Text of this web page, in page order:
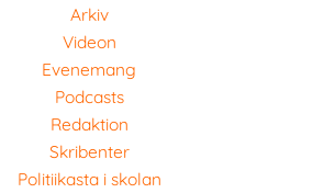
Arkiv
Videon
Evenemang
Podcasts
Redaktion
Skribenter
Politiikasta i skolan